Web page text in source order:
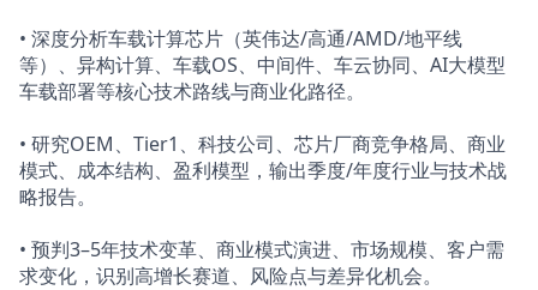
• 深度分析车载计算芯片（英伟达/高通/AMD/地平线
等）、异构计算、车载OS、中间件、车云协同、AI大模型
车载部署等核心技术路线与商业化路径。
• 研究OEM、Tier1、科技公司、芯片厂商竞争格局、商业
模式、成本结构、盈利模型，输出季度/年度行业与技术战
略报告。
• 预判3–5年技术变革、商业模式演进、市场规模、客户需
求变化，识别高增长赛道、风险点与差异化机会。